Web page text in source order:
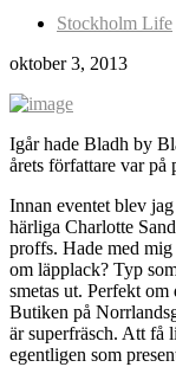
Stockholm Life
oktober 3, 2013
Igår hade Bladh by
årets författare var på
Innan eventet blev
härliga Charlotte
proffs. Hade med
om läpplack? Typ
smetas ut. Perfekt
Butiken på
är superfräsch. Att få
egentligen som